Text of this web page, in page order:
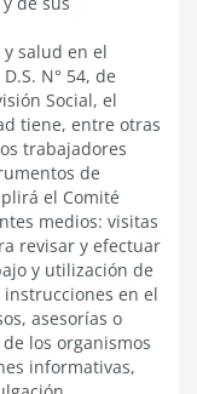
salud en el
N° 54, de
Social, el
tiene, entre otras
trabajadores
de
el Comité
medios: visitas
revisar y efectuar
y utilización de
en el
asesorías o
los organismos
informativas,